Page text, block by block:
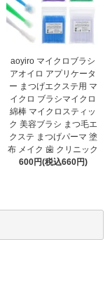
aoyiro マイクロブラシ
アオイロ アプリケータ
ー まつげエクステ用 マ
イクロ ブラシマイクロ
綿棒 マイクロスティッ
ク 美容ブラシ まつ毛エ
クステ まつげパーマ 塗
布 メイク 歯 クリニック
600円(税込660円)